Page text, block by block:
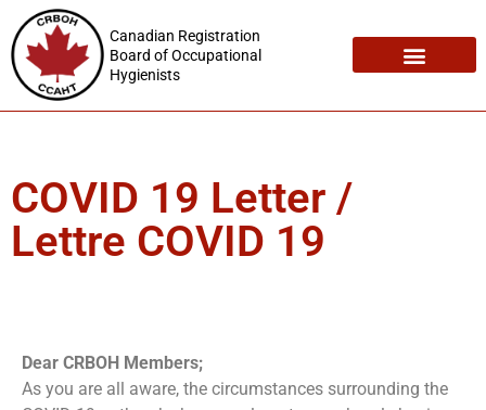
Canadian Registration
Board of Occupational
Hygienists
COVID 19 Letter /
Lettre COVID 19
Dear CRBOH Members;
As you are all aware, the circumstances surrounding the